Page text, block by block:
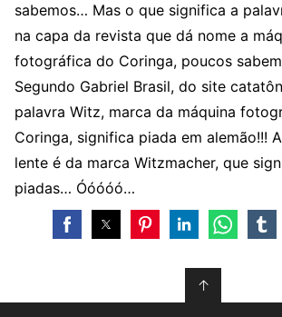
sabemos… Mas o que significa a
na capa da revista que dá nome a
fotográfica do Coringa, poucos
Segundo Gabriel Brasil, do site
palavra Witz, marca da máquina
Coringa, significa piada em alemão!!!
lente é da marca Witzmacher, que
piadas… Óóóóó…
↑